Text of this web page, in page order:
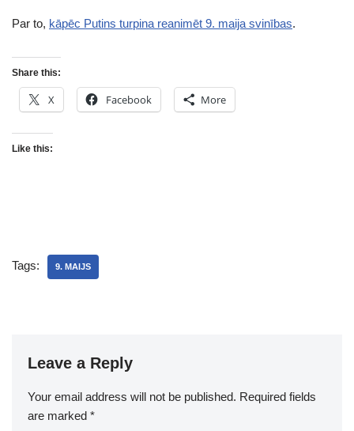
Par to, kāpēc Putins turpina reanimēt 9. maija svinības.
Share this:
X Facebook More
Like this:
Tags: 9. MAIJS
Leave a Reply
Your email address will not be published. Required fields
are marked *